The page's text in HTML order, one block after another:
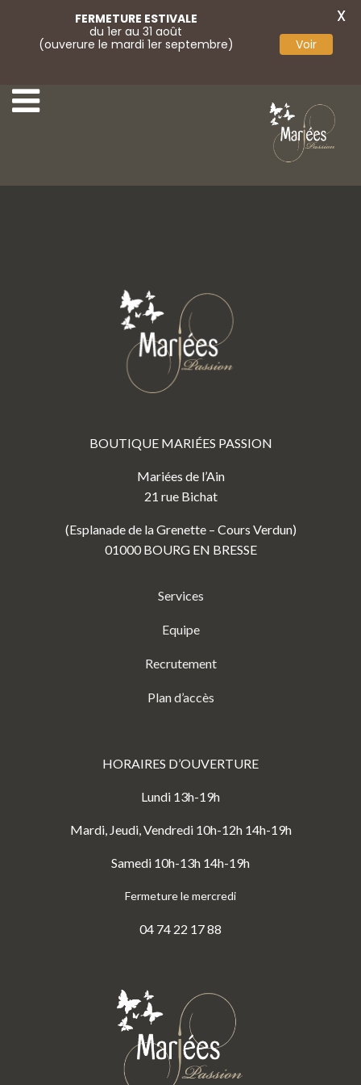
BOUTIQUE MARIÉES PASSION
Mariées de l’Ain
21 rue Bichat
(Esplanade de la Grenette – Cours Verdun)
01000 BOURG EN BRESSE
Services
Equipe
Recrutement
Plan d’accès
HORAIRES D’OUVERTURE
Lundi 13h-19h
Mardi, Jeudi, Vendredi 10h-12h 14h-19h
Samedi 10h-13h 14h-19h
Fermeture le mercredi
04 74 22 17 88
FERMETURE ESTIVALE
du 1er au 31 août
(ouverure le mardi 1er septembre)
Voir
X